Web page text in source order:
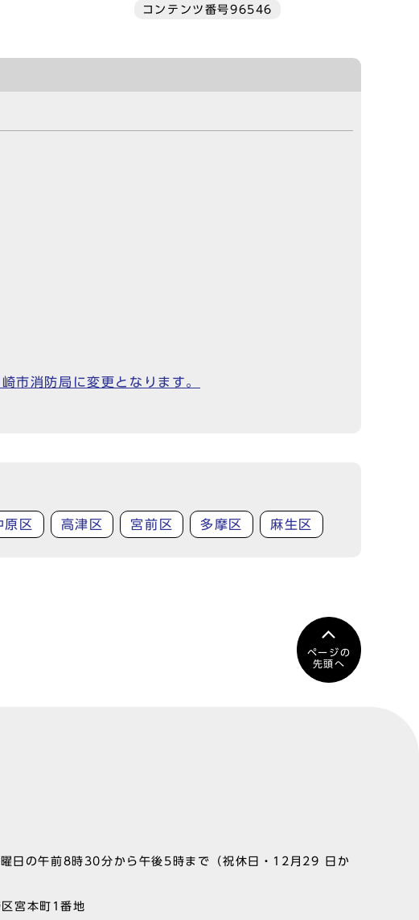
コンテンツ番号96546
市消防局に変更となります。
原区 高津区 宮前区 多摩区 麻生区
ページの
先頭へ
曜日の午前8時30分から午後5時まで（祝休日・12月29 日か
宮本町1番地